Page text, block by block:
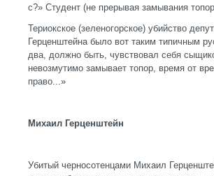
с?» Студент (не прерывая замывания
Териокское (зеленогорское) убийство
Герценштейна было вот таким типичным
два, должно быть, чувствовал себя
невозмутимо замывает топор, время от
право...»
Михаил Герценштейн
Убитый черносотенцами Михаил